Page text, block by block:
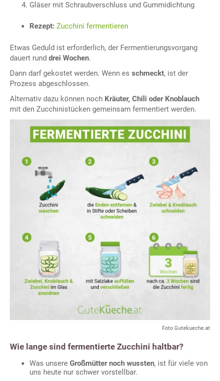
Gläser mit Schraubverschluss und Gummidichtung
Rezept: Zucchini fermentieren
Etwas Geduld ist erforderlich, der Fermentierungsvorgang
dauert rund drei Wochen.
Dann darf gekostet werden. Wenn es schmeckt, ist der
Prozess abgeschlossen.
Alternativ dazu können noch Kräuter, Chili oder Knoblauch
mit den Zucchinistücken gemeinsam fermentiert werden.
Foto Gutekueche.at
Wie lange sind fermentierte Zucchini haltbar?
Was unsere Großmütter noch wussten, ist für viele von
uns heute nur schwer vorstellbar.